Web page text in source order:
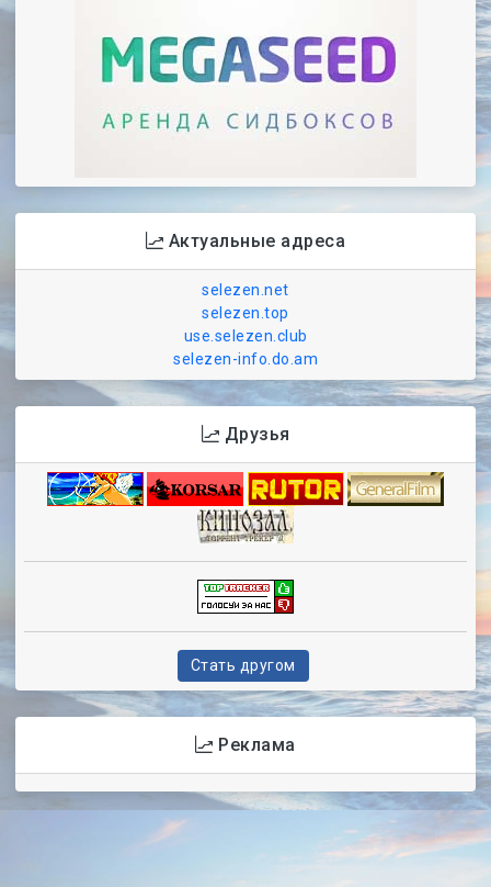
Актуальные адреса
selezen.net
selezen.top
use.selezen.club
selezen-info.do.am
Друзья
Стать другом
Реклама